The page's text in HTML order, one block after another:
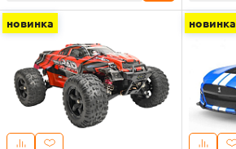
новинка новинка